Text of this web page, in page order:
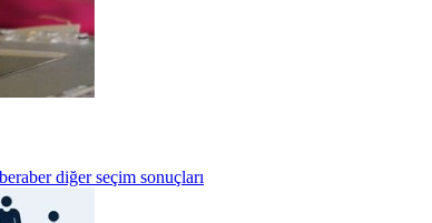
diğer seçim sonuçları